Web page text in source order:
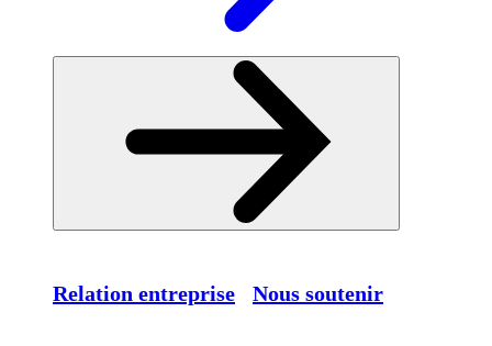
Relation entreprise Nous soutenir